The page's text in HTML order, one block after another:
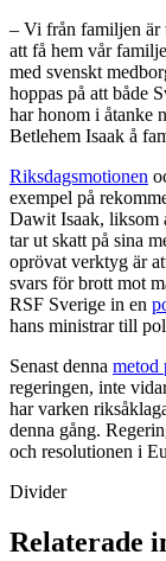
– Vi från familjen är
att få hem vår
med svenskt
hoppas på att både
har honom i åtanke
Betlehem Isaak å
Riksdagsmotionen
exempel på
Dawit Isaak, liksom
tar ut skatt på sina
oprövat verktyg är
svars för brott mot
RSF Sverige in en
hans ministrar till
Senast denna metod
regeringen, inte
har varken
denna gång.
och resolutionen i
Divider
Relaterade